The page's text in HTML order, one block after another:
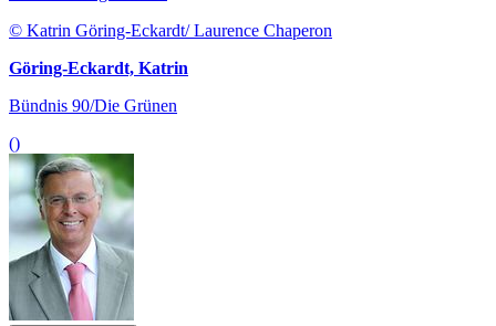
© Katrin Göring-Eckardt/ Laurence Chaperon
Göring-Eckardt, Katrin
Bündnis 90/Die Grünen
()